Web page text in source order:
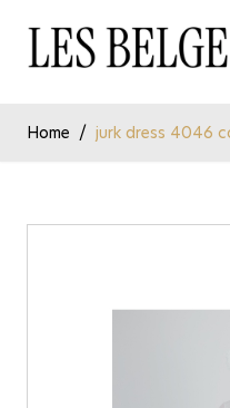
Home / jurk dress 4046